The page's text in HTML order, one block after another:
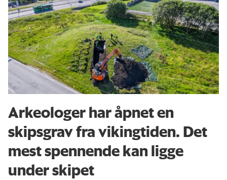
Arkeologer har åpnet en
skipsgrav fra vikingtiden. Det
mest spennende kan ligge
under skipet